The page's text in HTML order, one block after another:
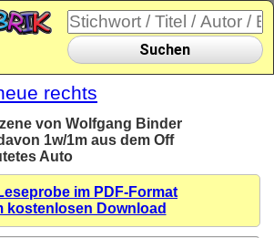
Suchen
rechts
von Wolfgang Binder
1w/1m aus dem Off
Auto
im PDF-Format
kostenlosen Download